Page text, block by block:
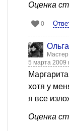
Оценка
0
Мастер
5 марта 2009
хотя у
я все
Оценка